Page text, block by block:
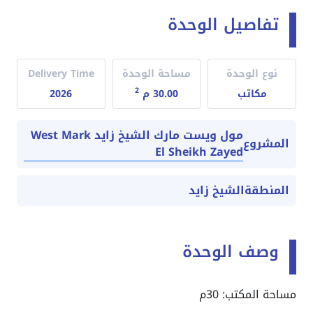
تفاصيل الوحدة
نوع الوحدة
مكاتب
مساحة الوحدة
30.00 م
2
Delivery Time
2026
المشروع مول ويست مارك الشيخ زايد West Mark
El Sheikh Zayed
المنطقةالشيخ زايد
وصف الوحدة
مساحة المكتب: 30م